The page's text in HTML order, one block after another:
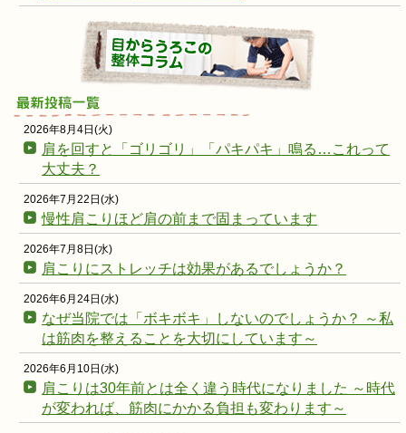
2026年8月4日(火)
肩を回すと「ゴリゴリ」「パキパキ」鳴る…これって
大丈夫？
2026年7月22日(水)
慢性肩こりほど肩の前まで固まっています
2026年7月8日(水)
肩こりにストレッチは効果があるでしょうか？
2026年6月24日(水)
なぜ当院では「ボキボキ」しないのでしょうか？ ～私
は筋肉を整えることを大切にしています～
2026年6月10日(水)
肩こりは30年前とは全く違う時代になりました ～時代
が変われば、筋肉にかかる負担も変わります～